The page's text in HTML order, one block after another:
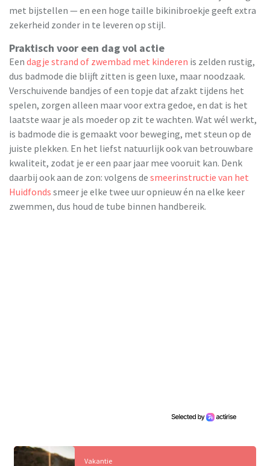
met bijstellen — en een hoge taille bikinibroekje geeft extra
zekerheid zonder in te leveren op stijl.
Praktisch voor een dag vol actie
Een dagje strand of zwembad met kinderen is zelden rustig,
dus badmode die blijft zitten is geen luxe, maar noodzaak.
Verschuivende bandjes of een topje dat afzakt tijdens het
spelen, zorgen alleen maar voor extra gedoe, en dat is het
laatste waar je als moeder op zit te wachten. Wat wél werkt,
is badmode die is gemaakt voor beweging, met steun op de
juiste plekken. En het liefst natuurlijk ook van betrouwbare
kwaliteit, zodat je er een paar jaar mee vooruit kan. Denk
daarbij ook aan de zon: volgens de smeerinstructie van het
Huidfonds smeer je elke twee uur opnieuw én na elke keer
zwemmen, dus houd de tube binnen handbereik.
Vakantie